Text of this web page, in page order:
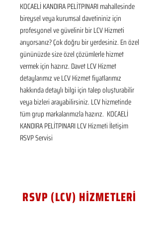
KOCAELİ KANDIRA PELİTPINARI mahallesinde
bireysel veya kurumsal davetininiz için
profesyonel ve güvelinir bir LCV Hizmeti
arıyorsanız? Çok doğru bir yerdesiniz. En özel
gününüzde size özel çözümlerle hizmet
vermek için hazırız. Davet LCV Hizmet
detaylarımız ve LCV Hizmet fiyatlarımız
hakkında detaylı bilgi için talep oluşturabilir
veya bizleri arayabilirsiniz. LCV hizmetinde
tüm grup markalarımızla hazırız.  KOCAELİ
KANDIRA PELİTPINARI LCV Hizmeti İletişim
RSVP Servisi
RSVP (LCV) HİZMETLERİ